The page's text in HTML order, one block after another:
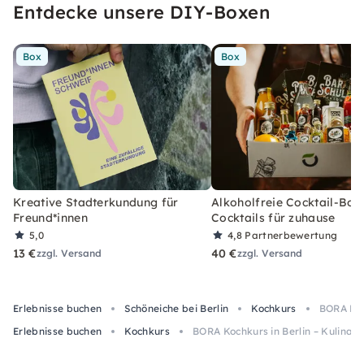
Entdecke unsere DIY-Boxen
Box
Kreative Stadterkundung für
Freund*innen
5,0
13 €zzgl. Versand
Box
Alkoholfreie Cocktail-Box
Cocktails für zuhause
4,8 Partnerbewertung
40 €zzgl. Versand
Erlebnisse buchen Schöneiche bei Berlin Kochkurs
BORA
Erlebnisse buchen
Kochkurs BORA Kochkurs in Berlin –